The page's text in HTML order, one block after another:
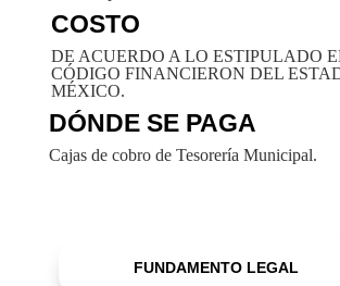
COSTO
DE ACUERDO A LO ESTIPULADO
CÓDIGO FINANCIERON DEL
MÉXICO.
DÓNDE SE PAGA
Cajas de cobro de Tesorería Municipal.
FUNDAMENTO LEGAL